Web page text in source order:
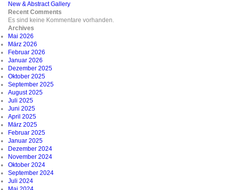
New & Abstract Gallery
Recent Comments
Es sind keine Kommentare vorhanden.
Archives
Mai 2026
März 2026
Februar 2026
Januar 2026
Dezember 2025
Oktober 2025
September 2025
August 2025
Juli 2025
Juni 2025
April 2025
März 2025
Februar 2025
Januar 2025
Dezember 2024
November 2024
Oktober 2024
September 2024
Juli 2024